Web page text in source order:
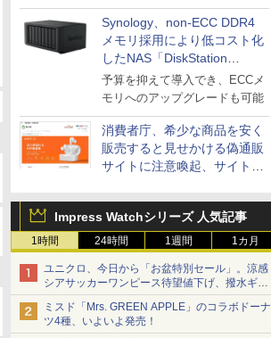
の“あたらしい”を起動し続け
る～オプテージ
Synology、non-ECC DDR4
メモリ採用により低コスト化
したNAS「DiskStation
neo+」シリーズ
予算を抑えて導入でき、ECCメ
モリへのアップグレードも可能
消費者庁、希少な商品を安く
販売すると見せかける偽通販
サイトに注意喚起、サイト名
Impress Watchシリーズ 人気記事
1時間 24時間 1週間 1カ月
ユニクロ、今日から「お盆特別セール」。涼感
シアサッカーワンピース待望値下げ、撥水ギア
ショーツは1990円に
ミスド「Mrs. GREEN APPLE」のコラボドーナ
ツ4種、いよいよ発売！